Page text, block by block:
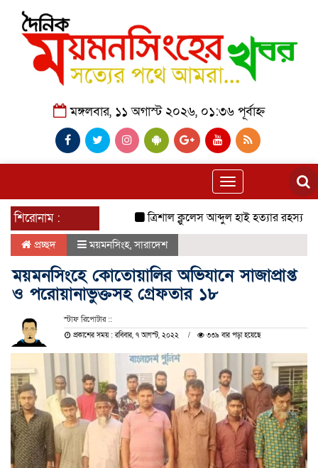
মঙ্গলবার, ১১ অগাস্ট ২০২৬, ০১:৩৬ পূর্বাহ্ন
Toggle
navigation
শিরোনাম : ত্রিশাল ক্লুলেস আব্দুল হাই হত্যার রহস্য উন্মোচন
প্রচ্ছদ ময়মনসিংহ,সারাদেশ
ময়মনসিংহে কোতোয়ালির অভিযানে সাজাপ্রাপ্ত
ও পরোয়ানাভুক্তসহ গ্রেফতার ১৮
স্টাফ রিপোটার ::
প্রকাশের সময় : রবিবার, ৭ আগস্ট, ২০২২ ৩৩৯ বার পড়া হয়েছে